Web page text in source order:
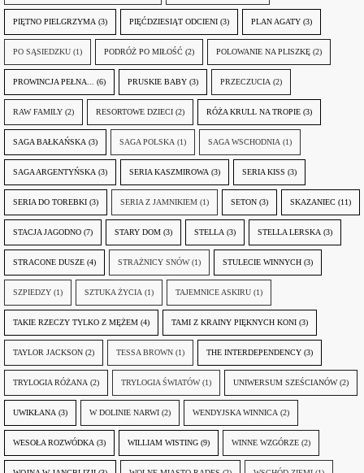
PIĘTNO PIELGRZYMA (3) PIĘĆDZIESIĄT ODCIENI (3) PLAN AGATY (3)
PO SĄSIEDZKU (1) PODRÓŻ PO MIŁOŚĆ (2) POLOWANIE NA PLISZKĘ (2)
PROWINCJA PEŁNA... (6) PRUSKIE BABY (3) PRZECZUCIA (2)
RAW FAMILY (2) RESORTOWE DZIECI (2) RÓŻA KRULL NA TROPIE (3)
SAGA BAŁKAŃSKA (3) SAGA POLSKA (1) SAGA WSCHODNIA (1)
SAGA ARGENTYŃSKA (3) SERIA KASZMIROWA (3) SERIA KISS (3)
SERIA DO TOREBKI (3) SERIA Z JAMNIKIEM (1) SETON (3) SKAZANIEC (11)
STACJA JAGODNO (7) STARY DOM (3) STELLA (3) STELLA LERSKA (3)
STRACONE DUSZE (4) STRAŻNICY SNÓW (1) STULECIE WINNYCH (3)
SZPIEDZY (1) SZTUKA ŻYCIA (1) TAJEMNICE ASKIRU (1)
TAKIE RZECZY TYLKO Z MĘŻEM (4) TAMI Z KRAINY PIĘKNYCH KONI (3)
TAYLOR JACKSON (2) TESSA BROWN (1) THE INTERDEPENDENCY (3)
TRYLOGIA RÓŻANA (2) TRYLOGIA ŚWIATÓW (1) UNIWERSUM SZEŚCIANÓW (2)
UWIKŁANA (3) W DOLINIE NARWI (2) WENDYJSKA WINNICA (2)
WESOŁA ROZWÓDKA (3) WILLIAM WISTING (9) WINNE WZGÓRZE (2)